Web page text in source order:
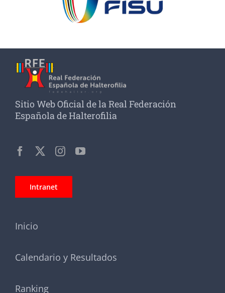
Sitio Web Oficial de la Real Federación
Española de Halterofilia
Intranet
Inicio
Calendario y Resultados
Ranking